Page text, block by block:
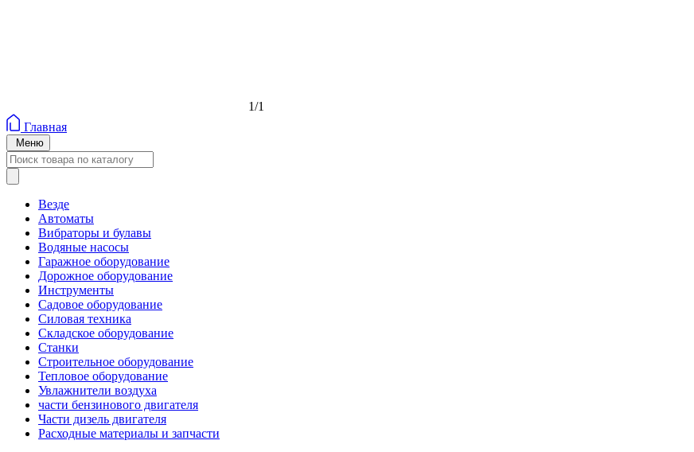
1/1
Главная
Меню
Везде
Автоматы
Вибраторы и булавы
Водяные насосы
Гаражное оборудование
Дорожное оборудование
Инструменты
Садовое оборудование
Силовая техника
Складское оборудование
Станки
Строительное оборудование
Тепловое оборудование
Увлажнители воздуха
части бензинового двигателя
Части дизель двигателя
Расходные материалы и запчасти